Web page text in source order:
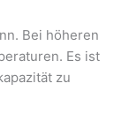
Bei höheren
Es ist
zu